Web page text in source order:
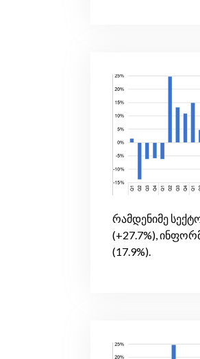
რამდენიმე
(+27.7%),
(17.9%).